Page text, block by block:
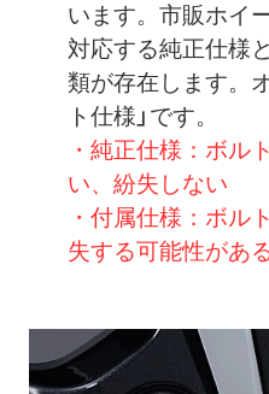
います。市販ホイ
対応する純正仕様
類が存在します。
ト仕様」です。
・純正仕様：ボル
い、紛失しない
・付属仕様：ボル
失する可能性があ